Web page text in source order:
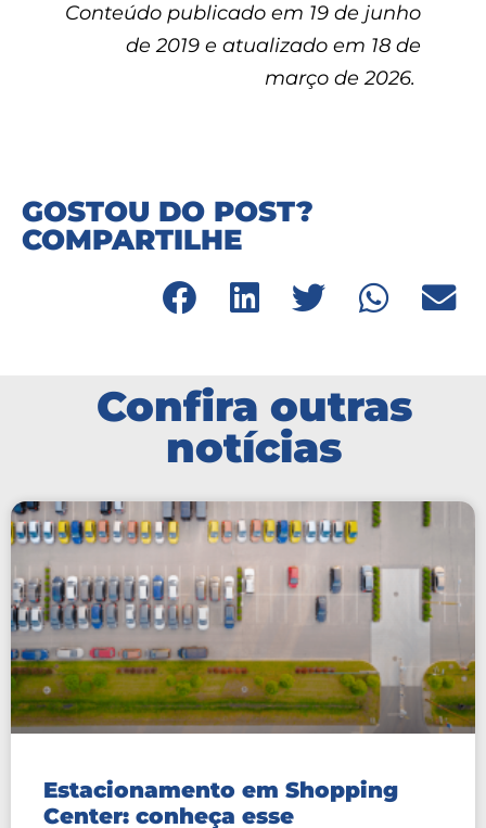
Conteúdo publicado em 19 de junho
de 2019 e atualizado em 18 de
março de 2026.
GOSTOU DO POST?
COMPARTILHE
Confira outras
notícias
Estacionamento em Shopping
Center: conheça esse